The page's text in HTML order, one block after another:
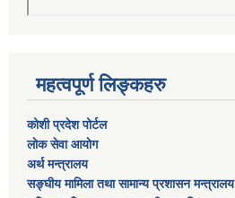
महत्वपूर्ण लिङ्कहरु
कोशी प्रदेश पोर्टल
लाेक सेवा आयाेग
अर्थ मन्त्रालय
सङ्घीय मामिला तथा सामान्य प्रशासन मन्त्रालय